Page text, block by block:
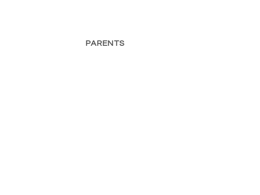
PARENTS